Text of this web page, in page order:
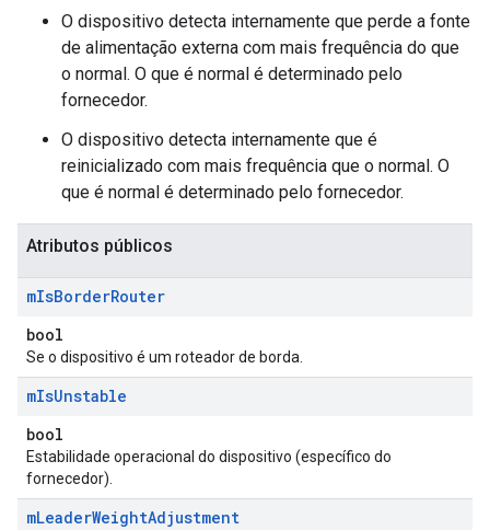
O dispositivo detecta internamente que perde a fonte
de alimentação externa com mais frequência do que
o normal. O que é normal é determinado pelo
fornecedor.
O dispositivo detecta internamente que é
reinicializado com mais frequência que o normal. O
que é normal é determinado pelo fornecedor.
Atributos públicos
mIsBorderRouter
bool
Se o dispositivo é um roteador de borda.
mIsUnstable
bool
Estabilidade operacional do dispositivo (específico do
fornecedor).
mLeaderWeightAdjustment